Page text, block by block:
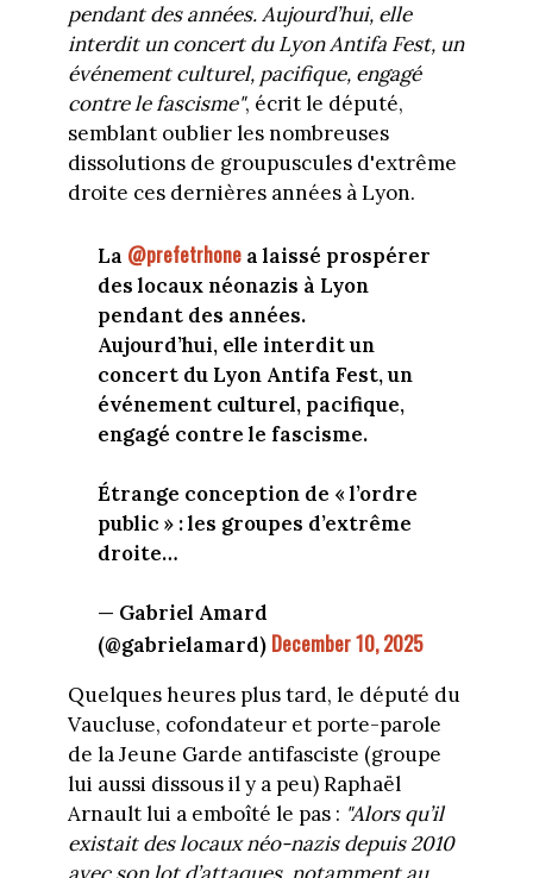
pendant des années. Aujourd’hui, elle
interdit un concert du Lyon Antifa Fest, un
événement culturel, pacifique, engagé
contre le fascisme", écrit le député,
semblant oublier les nombreuses
dissolutions de groupuscules d'extrême
droite ces dernières années à Lyon.
La @prefetrhone a laissé prospérer
des locaux néonazis à Lyon
pendant des années.
Aujourd’hui, elle interdit un
concert du Lyon Antifa Fest, un
événement culturel, pacifique,
engagé contre le fascisme.
Étrange conception de « l’ordre
public » : les groupes d’extrême
droite…
— Gabriel Amard
(@gabrielamard) December 10, 2025
Quelques heures plus tard, le député du
Vaucluse, cofondateur et porte-parole
de la Jeune Garde antifasciste (groupe
lui aussi dissous il y a peu) Raphaël
Arnault lui a emboîté le pas : "Alors qu’il
existait des locaux néo-nazis depuis 2010